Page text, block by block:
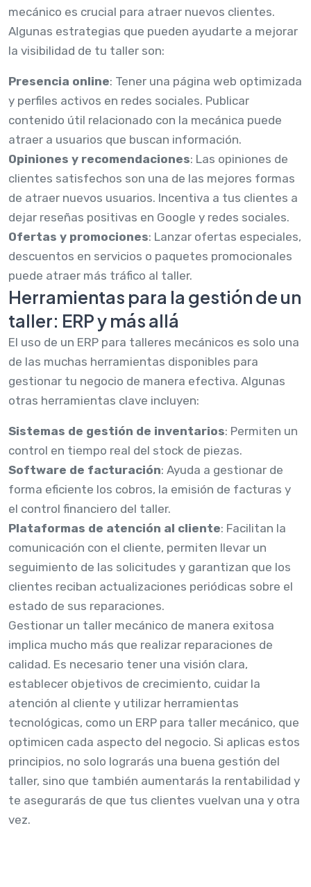
mecánico es crucial para atraer nuevos clientes.
Algunas estrategias que pueden ayudarte a mejorar
la visibilidad de tu taller son:
Presencia online: Tener una página web optimizada
y perfiles activos en redes sociales. Publicar
contenido útil relacionado con la mecánica puede
atraer a usuarios que buscan información.
Opiniones y recomendaciones: Las opiniones de
clientes satisfechos son una de las mejores formas
de atraer nuevos usuarios. Incentiva a tus clientes a
dejar reseñas positivas en Google y redes sociales.
Ofertas y promociones: Lanzar ofertas especiales,
descuentos en servicios o paquetes promocionales
puede atraer más tráfico al taller.
Herramientas para la gestión de un
taller: ERP y más allá
El uso de un ERP para talleres mecánicos es solo una
de las muchas herramientas disponibles para
gestionar tu negocio de manera efectiva. Algunas
otras herramientas clave incluyen:
Sistemas de gestión de inventarios: Permiten un
control en tiempo real del stock de piezas.
Software de facturación: Ayuda a gestionar de
forma eficiente los cobros, la emisión de facturas y
el control financiero del taller.
Plataformas de atención al cliente: Facilitan la
comunicación con el cliente, permiten llevar un
seguimiento de las solicitudes y garantizan que los
clientes reciban actualizaciones periódicas sobre el
estado de sus reparaciones.
Gestionar un taller mecánico de manera exitosa
implica mucho más que realizar reparaciones de
calidad. Es necesario tener una visión clara,
establecer objetivos de crecimiento, cuidar la
atención al cliente y utilizar herramientas
tecnológicas, como un ERP para taller mecánico, que
optimicen cada aspecto del negocio. Si aplicas estos
principios, no solo lograrás una buena gestión del
taller, sino que también aumentarás la rentabilidad y
te asegurarás de que tus clientes vuelvan una y otra
vez.